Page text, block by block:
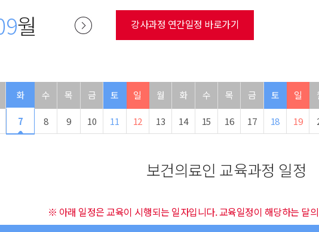
월 강사과정 연간일정 바로가기
화 수 목 금 토 일 월 화 수 목 금 토 일
7 8 9 10 11 12 13 14 15 16 17 18 19
보건의료인 교육과정 일정
※ 아래 일정은 교육이 시행되는 일자입니다. 교육일정이 해당하는 달